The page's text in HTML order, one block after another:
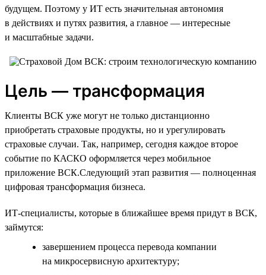
будущем. Поэтому у ИТ есть значительная автономия
в действиях и путях развития, а главное — интересные
и масштабные задачи.
Цель — трансформация
Клиенты ВСК уже могут не только дистанционно
приобретать страховые продукты, но и урегулировать
страховые случаи. Так, например, сегодня каждое второе
событие по КАСКО оформляется через мобильное
приложение ВСК.Следующий этап развития — полноценная
цифровая трансформация бизнеса.
ИТ-специалисты, которые в ближайшее время придут в ВСК,
займутся:
завершением процесса перевода компании
на микросервисную архитектуру;